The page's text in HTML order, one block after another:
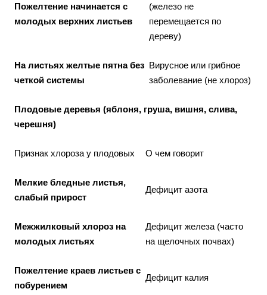
Пожелтение начинается с
молодых верхних листьев
(железо не
перемещается по
дереву)
На листьях желтые пятна без
четкой системы
Вирусное или грибное
заболевание (не хлороз)
Плодовые деревья (яблоня, груша, вишня, слива,
черешня)
Признак хлороза у плодовых О чем говорит
Мелкие бледные листья,
слабый прирост
Дефицит азота
Межжилковый хлороз на
молодых листьях
Дефицит железа (часто
на щелочных почвах)
Пожелтение краев листьев с
побурением
Дефицит калия